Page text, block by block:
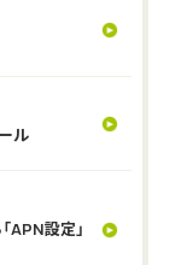
ル
APN設定」